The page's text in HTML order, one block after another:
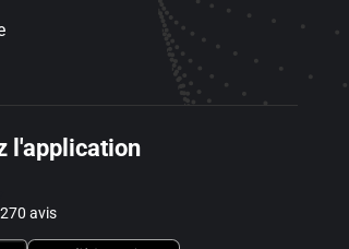
l'application
avis